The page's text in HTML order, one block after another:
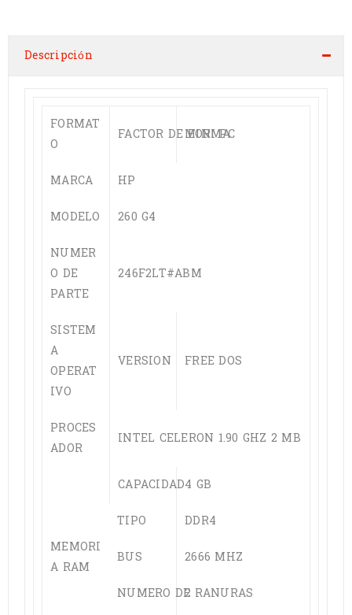
Descripción
FORMAT
O
FACTOR DE FORMA
MINI PC
MARCA
HP
MODELO
260 G4
NUMER
O DE
PARTE
246F2LT#ABM
SISTEM
A
OPERAT
IVO
VERSION FREE DOS
PROCES
ADOR
INTEL CELERON 1.90 GHZ 2 MB
MEMORI
A RAM
CAPACIDAD4 GB
TIPO
DDR4
BUS
2666 MHZ
NUMERO DE RANURAS
2